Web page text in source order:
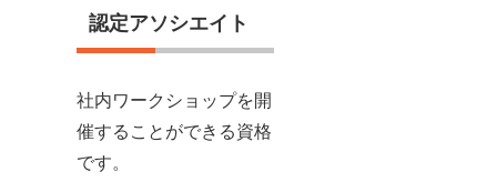
認定アソシエイト
社内ワークショップを開
催することができる資格
です。